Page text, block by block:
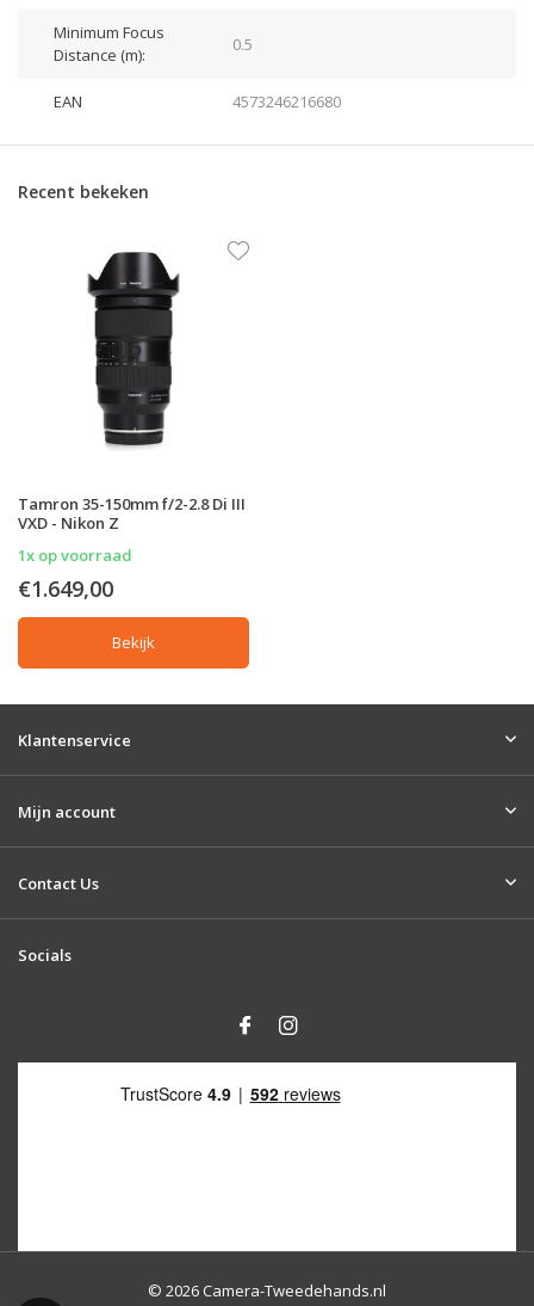
Minimum Focus
Distance (m):
0.5
EAN 4573246216680
Recent bekeken
Tamron 35-150mm f/2-2.8 Di III
VXD - Nikon Z
1x op voorraad
€1.649,00
Bekijk
Klantenservice
Mijn account
Contact Us
Socials
© 2026 Camera-Tweedehands.nl